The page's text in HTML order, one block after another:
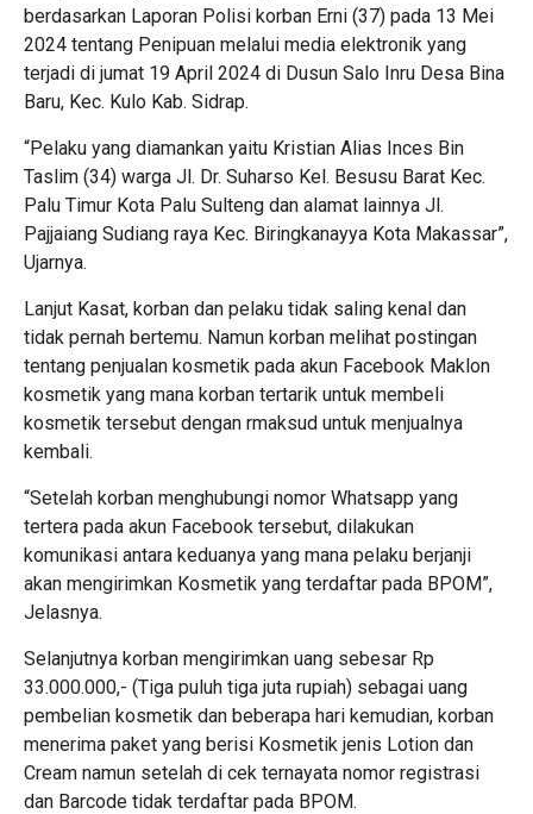
berdasarkan Laporan Polisi korban Erni (37) pada 13 Mei
2024 tentang Penipuan melalui media elektronik yang
terjadi di jumat 19 April 2024 di Dusun Salo Inru Desa Bina
Baru, Kec. Kulo Kab. Sidrap.
“Pelaku yang diamankan yaitu Kristian Alias Inces Bin
Taslim (34) warga Jl. Dr. Suharso Kel. Besusu Barat Kec.
Palu Timur Kota Palu Sulteng dan alamat lainnya Jl.
Pajjaiang Sudiang raya Kec. Biringkanayya Kota Makassar”,
Ujarnya.
Lanjut Kasat, korban dan pelaku tidak saling kenal dan
tidak pernah bertemu. Namun korban melihat postingan
tentang penjualan kosmetik pada akun Facebook Maklon
kosmetik yang mana korban tertarik untuk membeli
kosmetik tersebut dengan rmaksud untuk menjualnya
kembali.
“Setelah korban menghubungi nomor Whatsapp yang
tertera pada akun Facebook tersebut, dilakukan
komunikasi antara keduanya yang mana pelaku berjanji
akan mengirimkan Kosmetik yang terdaftar pada BPOM”,
Jelasnya.
Selanjutnya korban mengirimkan uang sebesar Rp
33.000.000,- (Tiga puluh tiga juta rupiah) sebagai uang
pembelian kosmetik dan beberapa hari kemudian, korban
menerima paket yang berisi Kosmetik jenis Lotion dan
Cream namun setelah di cek ternayata nomor registrasi
dan Barcode tidak terdaftar pada BPOM.